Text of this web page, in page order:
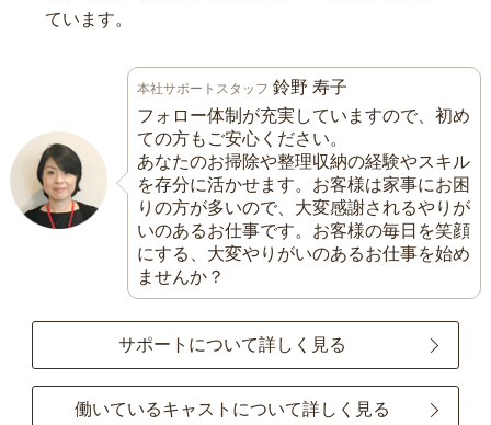
ています。
本社サポートスタッフ 鈴野 寿子
フォロー体制が充実していますので、初め
ての方もご安心ください。
あなたのお掃除や整理収納の経験やスキル
を存分に活かせます。お客様は家事にお困
りの方が多いので、大変感謝されるやりが
いのあるお仕事です。お客様の毎日を笑顔
にする、大変やりがいのあるお仕事を始め
ませんか？
サポートについて詳しく見る
働いているキャストについて詳しく見る